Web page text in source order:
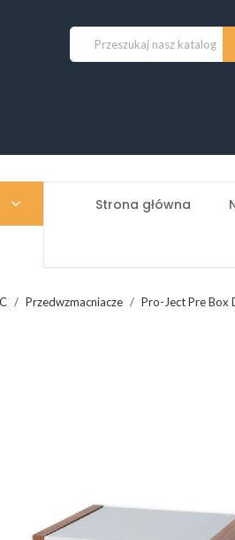
Strona główna
Przedwzmacniacze Pro-Ject Pre Box